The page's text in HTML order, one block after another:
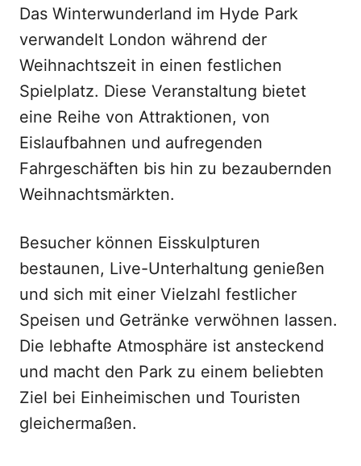
Das Winterwunderland im Hyde Park
verwandelt London während der
Weihnachtszeit in einen festlichen
Spielplatz. Diese Veranstaltung bietet
eine Reihe von Attraktionen, von
Eislaufbahnen und aufregenden
Fahrgeschäften bis hin zu bezaubernden
Weihnachtsmärkten.
Besucher können Eisskulpturen
bestaunen, Live-Unterhaltung genießen
und sich mit einer Vielzahl festlicher
Speisen und Getränke verwöhnen lassen.
Die lebhafte Atmosphäre ist ansteckend
und macht den Park zu einem beliebten
Ziel bei Einheimischen und Touristen
gleichermaßen.